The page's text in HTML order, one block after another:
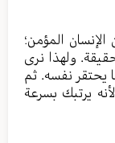
المؤمن؛
ولهذا نرى
يحتقر نفسه. ثم
يرتبك بسرعة